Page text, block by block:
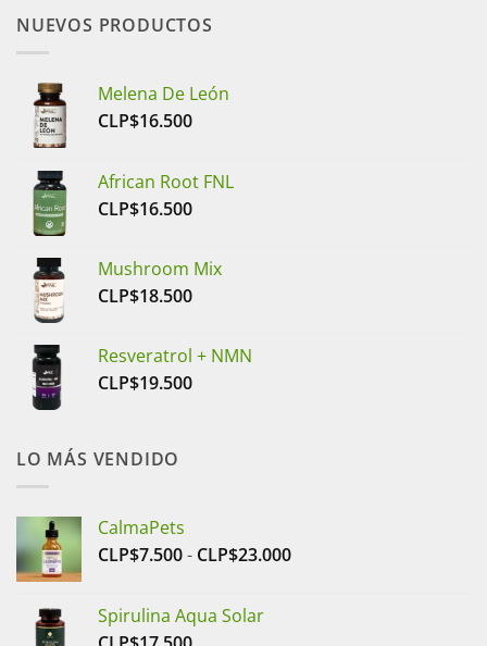
NUEVOS PRODUCTOS
Melena De León
CLP$16.500
African Root FNL
CLP$16.500
Mushroom Mix
CLP$18.500
Resveratrol + NMN
CLP$19.500
LO MÁS VENDIDO
CalmaPets
CLP$7.500- CLP$23.000Rango
Spirulina Aqua Solar